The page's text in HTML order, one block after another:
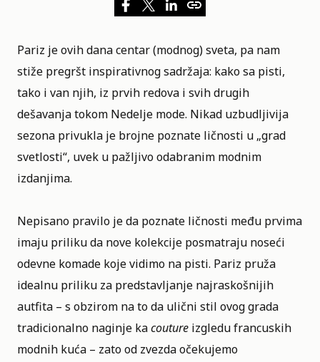
Pariz je ovih dana centar (modnog) sveta, pa nam
stiže pregršt inspirativnog sadržaja: kako sa pisti,
tako i van njih, iz prvih redova i svih drugih
dešavanja tokom Nedelje mode. Nikad uzbudljivija
sezona privukla je brojne poznate ličnosti u „grad
svetlosti“, uvek u pažljivo odabranim modnim
izdanjima.
Nepisano pravilo je da poznate ličnosti među prvima
imaju priliku da nove kolekcije posmatraju noseći
odevne komade koje vidimo na pisti. Pariz pruža
idealnu priliku za predstavljanje najraskošnijih
autfita – s obzirom na to da ulični stil ovog grada
tradicionalno naginje kacouture izgledu francuskih
modnih kuća – zato od zvezda očekujemo